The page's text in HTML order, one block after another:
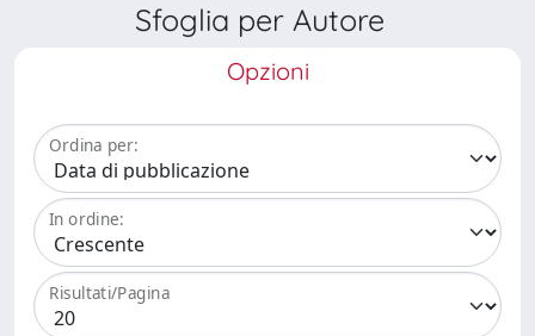
Sfoglia per Autore
Opzioni
Ordina per:
In ordine:
Risultati/Pagina